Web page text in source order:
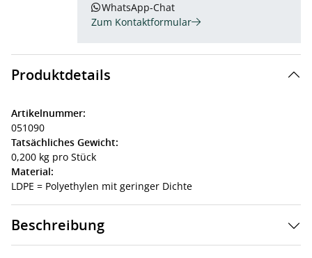
WhatsApp-Chat
Zum Kontaktformular
Produktdetails
Artikelnummer:
051090
Tatsächliches Gewicht:
0,200 kg pro Stück
Material:
LDPE = Polyethylen mit geringer Dichte
Beschreibung